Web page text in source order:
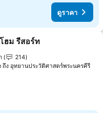
ดูราคา
นรายการโปรด
ฮม รีสอร์ท
214
ถึง อุทยานประวัติศาสตร์พระนครคีรี